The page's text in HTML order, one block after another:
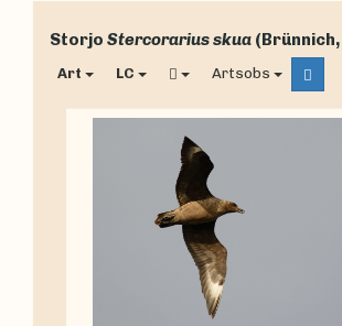
Storjo Stercorarius skua (Brünnich,
Art LC Artsobs